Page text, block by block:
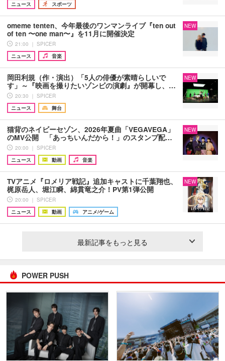
ニュース
スポーツ
omeme tenten、今年最後のワンマンライブ『ten out
of ten 〜one man〜』を11月に開催決定
21:00 ｜ SPICER
ニュース
音楽
NEW
岡田利規（作・演出）「5人の俳優が素晴らしいで
す」～『映画を撮りたいゾンビの演劇』が開幕し、…
20:30 ｜ SPICER
ニュース
舞台
NEW
猫背のネイビーセゾン、2026年夏曲「VEGAVEGA」
のMV公開 「あっちいんだから！」のスタンプ配…
20:00 ｜ SPICER
ニュース
動画 音楽
NEW
TVアニメ『ロメリア戦記』追加キャストに千葉翔也、
梶原岳人、堀江瞬、綿貫竜之介！PV第1弾公開
20:00 ｜ SPICER
ニュース
動画 アニメ/ゲーム
NEW
最新記事をもっと見る
POWER PUSH